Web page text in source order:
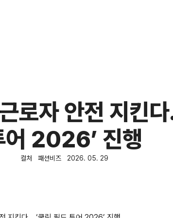
로자 안전 지킨
어 2026’ 진행
컬처 패션비즈 2026. 05. 29